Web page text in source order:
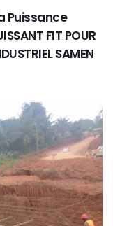
Puissance
FIT POUR
SAMEN